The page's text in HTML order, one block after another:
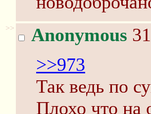
>> Anonymous
>>973
Так ведь по
Плохо что на